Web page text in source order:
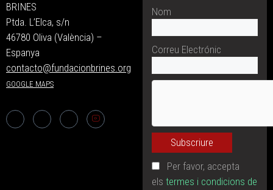
BRINES
Ptda. L’Elca, s/n
46780 Oliva (València) –
Espanya
contacto@fundacionbrines.org
GOOGLE MAPS
Nom
Correu Electrónic
Per favor, accepta
els termes i condicions de